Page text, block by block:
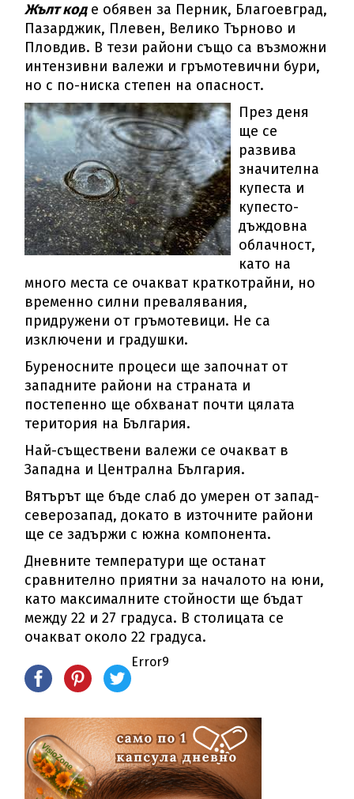
Жълт коде обявен за Перник, Благоевград,
Пазарджик, Плевен, Велико Търново и
Пловдив. В тези райони също са възможни
интензивни валежи и гръмотевични бури,
но с по-ниска степен на опасност.
През деня
ще се
развива
значителна
купеста и
купесто-
дъждовна
облачност,
като на
много места се очакват краткотрайни, но
временно силни превалявания,
придружени от гръмотевици. Не са
изключени и градушки.
Буреносните процеси ще започнат от
западните райони на страната и
постепенно ще обхванат почти цялата
територия на България.
Най-съществени валежи се очакват в
Западна и Централна България.
Вятърът ще бъде слаб до умерен от запад-
северозапад, докато в източните райони
ще се задържи с южна компонента.
Дневните температури ще останат
сравнително приятни за началото на юни,
като максималните стойности ще бъдат
между 22 и 27 градуса. В столицата се
очакват около 22 градуса.
Error9